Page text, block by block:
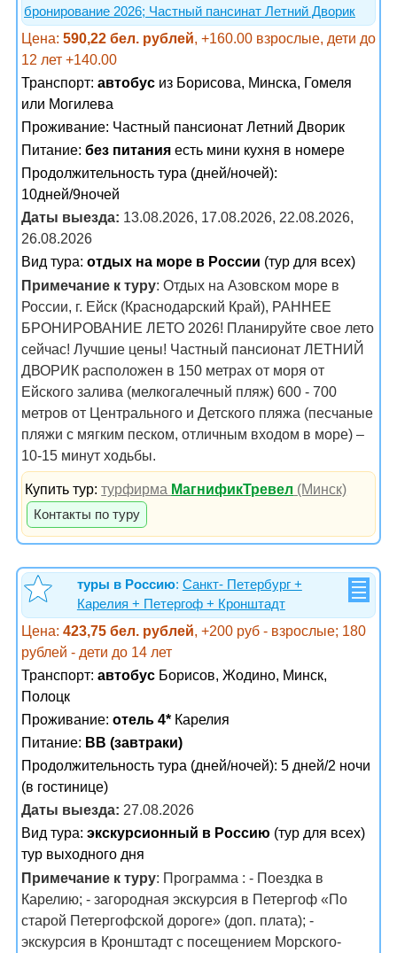
бронирование 2026; Частный пансинат Летний Дворик
Цена: 590,22 бел. рублей, +160.00 взрослые, дети до
12 лет +140.00
Транспорт: автобус из Борисова, Минска, Гомеля
или Могилева
Проживание: Частный пансионат Летний Дворик
Питание: без питания есть мини кухня в номере
Продолжительность тура (дней/ночей):
10дней/9ночей
Даты выезда: 13.08.2026, 17.08.2026, 22.08.2026,
26.08.2026
Вид тура: отдых на море в России (тур для всех)
Примечание к туру: Отдых на Азовском море в
России, г. Ейск (Краснодарский Край), РАННЕЕ
БРОНИРОВАНИЕ ЛЕТО 2026! Планируйте свое лето
сейчас! Лучшие цены! Частный пансионат ЛЕТНИЙ
ДВОРИК расположен в 150 метрах от моря от
Ейского залива (мелкогалечный пляж) 600 - 700
метров от Центрального и Детского пляжа (песчаные
пляжи с мягким песком, отличным входом в море) –
10-15 минут ходьбы.
Купить тур:турфирма МагнификТревел (Минск)
Контакты по туру
туры в Россию: Санкт- Петербург +
Карелия + Петергоф + Кронштадт
Цена: 423,75 бел. рублей, +200 руб - взрослые; 180
рублей - дети до 14 лет
Транспорт: автобус Борисов, Жодино, Минск,
Полоцк
Проживание: отель 4* Карелия
Питание: BB (завтраки)
Продолжительность тура (дней/ночей): 5 дней/2 ночи
(в гостинице)
Даты выезда: 27.08.2026
Вид тура: экскурсионный в Россию (тур для всех)
тур выходного дня
Примечание к туру: Программа : - Поездка в
Карелию; - загородная экскурсия в Петергоф «По
старой Петергофской дороге» (доп. плата); -
экскурсия в Кронштадт с посещением Морского-